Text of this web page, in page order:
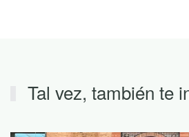
Tal vez, también te